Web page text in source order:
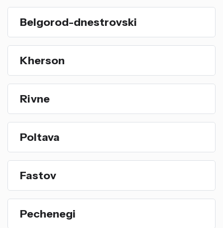
Belgorod-dnestrovski
Kherson
Rivne
Poltava
Fastov
Pechenegi